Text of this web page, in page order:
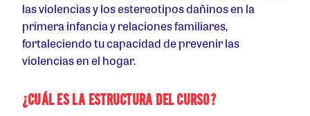
las violencias y los estereotipos dañinos en la
primera infancia y relaciones familiares,
fortaleciendo tu capacidad de prevenir las
violencias en el hogar.
¿CUÁL ES LA ESTRUCTURA DEL CURSO?